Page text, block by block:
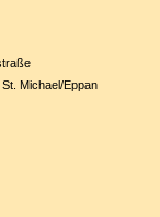
Michael/Eppan